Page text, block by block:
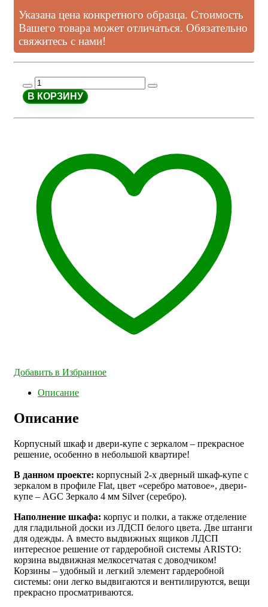
Указана цена конкретного образца. Стоимость
Вашего товара может отличаться. Обязательно
свяжитесь с нами!
В КОРЗИНУ
Добавить в Избранное
Описание
Описание
Корпусный шкаф и двери-купе с зеркалом – прекрасное
решение, особенно в небольшой квартире!
В данном проекте: корпусный 2-х дверный шкаф-купе с
зеркалом в профиле Flat, цвет «серебро матовое», двери-
купе – AGC Зеркало 4 мм Silver (серебро).
Наполнение шкафа: корпус и полки, а также отделение
для гладильной доски из ЛДСП белого цвета. Две штанги
для одежды. А вместо выдвижных ящиков ЛДСП
интересное решение от гардеробной системы ARISTO:
корзина выдвижная мелкосетчатая с доводчиком!
Корзины – удобный и легкий элемент гардеробной
системы: они легко выдвигаются и вентилируются, вещи
прекрасно просматриваются.